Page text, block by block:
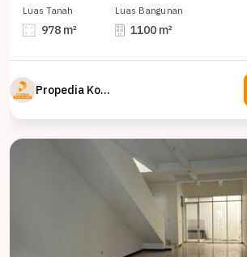
Luas Tanah
978 m²
Luas Bangunan
1100 m²
Propedia Komersial